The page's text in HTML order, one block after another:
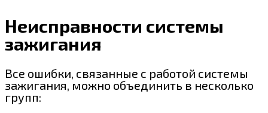
Неисправности системы
зажигания
Все ошибки, связанные с работой системы
зажигания, можно объединить в несколько
групп: